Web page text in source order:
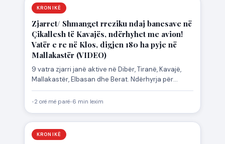
KRONIKË
Zjarret/ Shmanget rreziku ndaj banesave në
Çikallesh të Kavajës, ndërhyhet me avion!
Vatër e re në Klos, digjen 180 ha pyje në
Mallakastër (VIDEO)
9 vatra zjarri janë aktive në Dibër, Tiranë, Kavajë,
Mallakastër, Elbasan dhe Berat. Ndërhyrja për
shuarjen e tyre…
•2 orë më parë•6 min lexim
KRONIKË